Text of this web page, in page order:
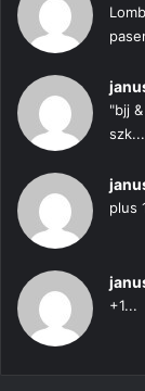
"bjj
szk...
plus
+1...